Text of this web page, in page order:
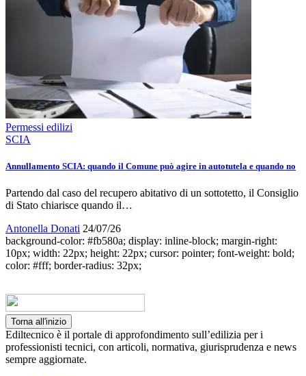
Permessi edilizi
SCIA
Annullamento SCIA: quando il Comune può agire in autotutela e quando no
Partendo dal caso del recupero abitativo di un sottotetto, il Consiglio
di Stato chiarisce quando il…
Antonella Donati 24/07/26
background-color: #fb580a; display: inline-block; margin-right:
10px; width: 22px; height: 22px; cursor: pointer; font-weight: bold;
color: #fff; border-radius: 32px;
Torna all'inizio
Ediltecnico è il portale di approfondimento sull’edilizia per i
professionisti tecnici, con articoli, normativa, giurisprudenza e news
sempre aggiornate.